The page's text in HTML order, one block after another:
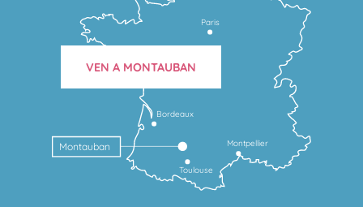
Toulouse
Montpellier
Bordeaux
Montauban
Paris
VEN A MONTAUBAN